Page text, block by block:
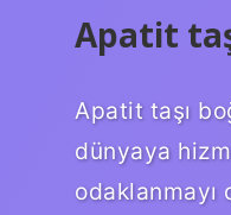
Apatit
Apatit taşı
dünyaya